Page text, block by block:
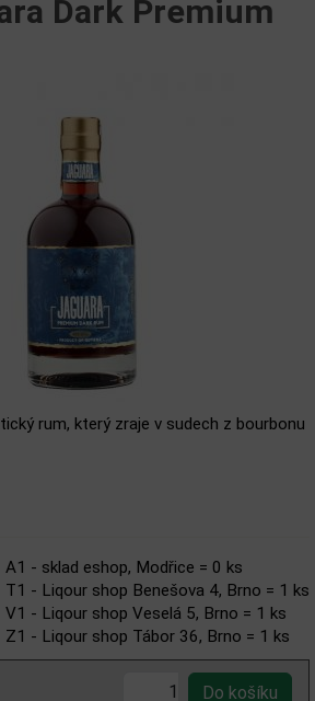
Dark Premium
rum, který zraje v sudech z bourbonu
A1 - sklad eshop, Modřice = 0 ks
T1 - Liqour shop Benešova 4, Brno = 1 ks
V1 - Liqour shop Veselá 5, Brno = 1 ks
Z1 - Liqour shop Tábor 36, Brno = 1 ks